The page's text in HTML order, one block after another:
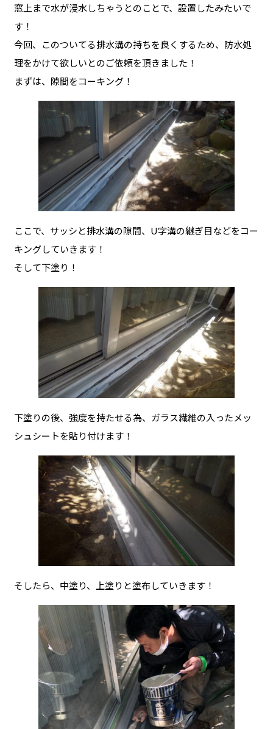
窓上まで水が浸水しちゃうとのことで、設置したみたいで
す！
今回、このついてる排水溝の持ちを良くするため、防水処
理をかけて欲しいとのご依頼を頂きました！
まずは、隙間をコーキング！
ここで、サッシと排水溝の隙間、U字溝の継ぎ目などをコー
キングしていきます！
そして下塗り！
下塗りの後、強度を持たせる為、ガラス繊維の入ったメッ
シュシートを貼り付けます！
そしたら、中塗り、上塗りと塗布していきます！